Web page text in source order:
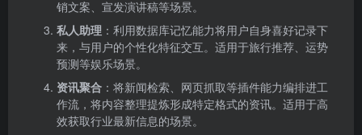
销文案、宣发演讲稿等场景。
私人助理 ：利用数据库记忆能力将用户自身喜好记录下
来，与用户的个性化特征交互。适用于旅行推荐、运势
预测等娱乐场景。
资讯聚合 ：将新闻检索、网页抓取等插件能力编排进工
作流，将内容整理提炼形成特定格式的资讯。适用于高
效获取行业最新信息的场景。